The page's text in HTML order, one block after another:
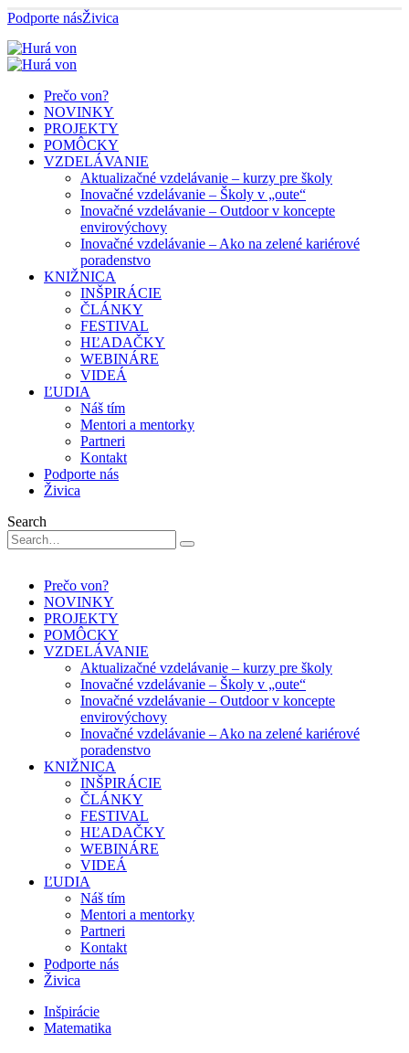
Podporte násŽivica
Prečo von?
NOVINKY
PROJEKTY
POMÔCKY
VZDELÁVANIE
Aktualizačné vzdelávanie – kurzy pre školy
Inovačné vzdelávanie – Školy v „oute“
Inovačné vzdelávanie – Outdoor v koncepte
envirovýchovy
Inovačné vzdelávanie – Ako na zelené kariérové
poradenstvo
KNIŽNICA
INŠPIRÁCIE
ČLÁNKY
FESTIVAL
HĽADAČKY
WEBINÁRE
VIDEÁ
ĽUDIA
Náš tím
Mentori a mentorky
Partneri
Kontakt
Podporte nás
Živica
Search
Prečo von?
NOVINKY
PROJEKTY
POMÔCKY
VZDELÁVANIE
Aktualizačné vzdelávanie – kurzy pre školy
Inovačné vzdelávanie – Školy v „oute“
Inovačné vzdelávanie – Outdoor v koncepte
envirovýchovy
Inovačné vzdelávanie – Ako na zelené kariérové
poradenstvo
KNIŽNICA
INŠPIRÁCIE
ČLÁNKY
FESTIVAL
HĽADAČKY
WEBINÁRE
VIDEÁ
ĽUDIA
Náš tím
Mentori a mentorky
Partneri
Kontakt
Podporte nás
Živica
Inšpirácie
Matematika